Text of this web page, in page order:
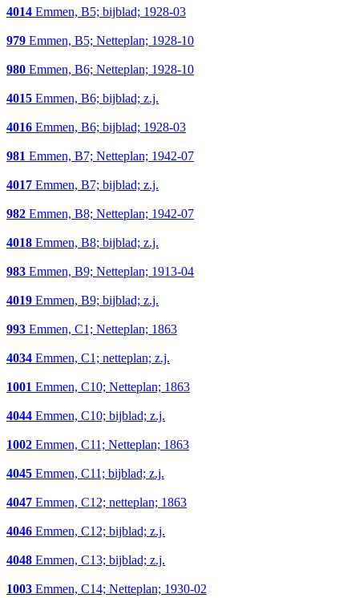
4014 Emmen, B5; bijblad; 1928-03
979 Emmen, B5; Netteplan; 1928-10
980 Emmen, B6; Netteplan; 1928-10
4015 Emmen, B6; bijblad; z.j.
4016 Emmen, B6; bijblad; 1928-03
981 Emmen, B7; Netteplan; 1942-07
4017 Emmen, B7; bijblad; z.j.
982 Emmen, B8; Netteplan; 1942-07
4018 Emmen, B8; bijblad; z.j.
983 Emmen, B9; Netteplan; 1913-04
4019 Emmen, B9; bijblad; z.j.
993 Emmen, C1; Netteplan; 1863
4034 Emmen, C1; netteplan; z.j.
1001 Emmen, C10; Netteplan; 1863
4044 Emmen, C10; bijblad; z.j.
1002 Emmen, C11; Netteplan; 1863
4045 Emmen, C11; bijblad; z.j.
4047 Emmen, C12; netteplan; 1863
4046 Emmen, C12; bijblad; z.j.
4048 Emmen, C13; bijblad; z.j.
1003 Emmen, C14; Netteplan; 1930-02